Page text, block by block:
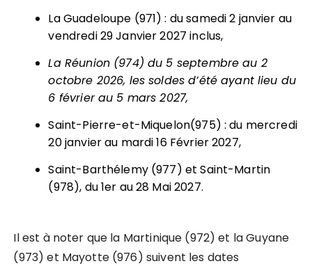
La Guadeloupe (971) : du samedi 2 janvier au
vendredi 29 Janvier 2027 inclus,
La Réunion (974) du 5 septembre au 2
octobre 2026, les soldes d’été ayant lieu du
6 février au 5 mars 2027,
Saint-Pierre-et-Miquelon(975) : du mercredi
20 janvier au mardi 16 Février 2027,
Saint-Barthélemy (977) et Saint-Martin
(978), du 1er au 28 Mai 2027.
Il est à noter que la Martinique (972) et la Guyane
(973) et Mayotte (976) suivent les dates